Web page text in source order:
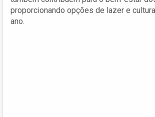
proporcionando opções de lazer e
ano.